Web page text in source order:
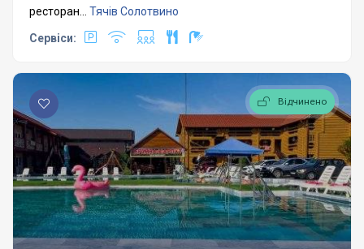
ресторан... Тячів Солотвино
Сервіси:
Відчинено